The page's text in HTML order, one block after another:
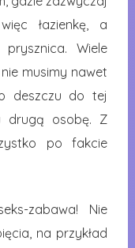
łazienkę, a
Wiele
musimy nawet
deszczu do tej
drugą osobę. Z
po fakcie
zabawa! Nie
na przykład